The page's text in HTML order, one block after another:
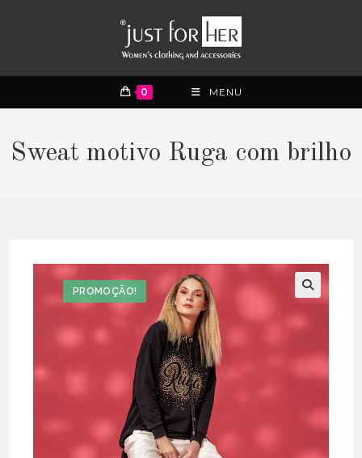
0 MENU
Sweat motivo Ruga com brilho
PROMOÇÃO!